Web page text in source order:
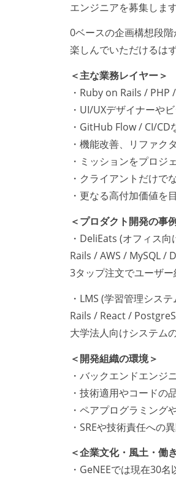
エンジニアを募集します
0ベースの企画構想段
楽しんでいただけるはず
＜主な業務レイヤー＞
・Ruby on Rails /
・UI/UXデザイナーや
・GitHub Flow / CI/
・機能改善、リファク
・ミッションをプロジ
・クライアントだけで
・更なる高付加価値を
＜プロダクト開発の事
・DeliEats (オフィス
Rails / AWS / MySQL /
3タップ注文でユーザ
・LMS (学習管理システ
Rails / React /
大学法人向けシステム
＜開発組織の環境＞
・バックエンドエンジ
・技術適用やコードの
・ペアプログラミング
・SREや技術責任への
＜企業文化・風土・働
・GeNEEでは現在30